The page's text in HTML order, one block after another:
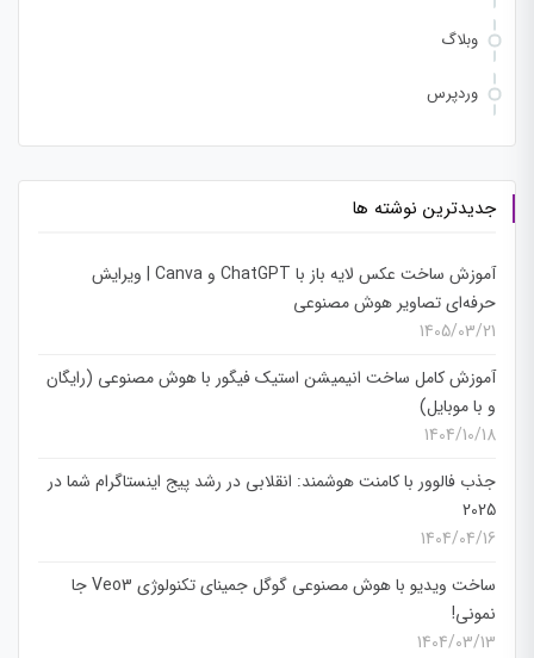
وبلاگ
وردپرس
جدیدترین نوشته ها
آموزش ساخت عکس لایه باز با ChatGPT و Canva | ویرایش
حرفه‌ای تصاویر هوش مصنوعی
1405/03/21
آموزش کامل ساخت انیمیشن استیک فیگور با هوش مصنوعی (رایگان
و با موبایل)
1404/10/18
جذب فالوور با کامنت هوشمند: انقلابی در رشد پیج اینستاگرام شما در
2025
1404/04/16
ساخت ویدیو با هوش مصنوعی گوگل جمینای تکنولوژی Veo3 جا
نمونی!
1404/03/13